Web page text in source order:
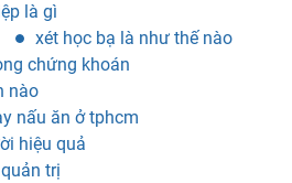
là gì
xét học bạ là như thế nào
chứng khoán
nào
nấu ăn ở tphcm
hiệu quả
trị